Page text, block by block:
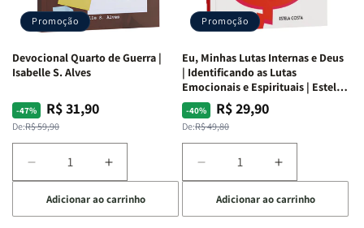
Promoção
Devocional Quarto de Guerra |
Isabelle S. Alves
-47%
Preço
normal
De:R$ 59,90
Preço
promocional
R$ 31,90
Diminuir
a
quantidade
de
Aumentar
a
quantidade
de
Adicionar ao carrinho
Promoção
Eu, Minhas Lutas Internas e Deus
| Identificando as Lutas
Emocionais e Espirituais | Estela
Costa
-40%
Preço
normal
De:R$ 49,80
Preço
promocional
R$ 29,90
Diminuir
a
quantidade
de
Aumentar
a
quantidade
de
Adicionar ao carrinho